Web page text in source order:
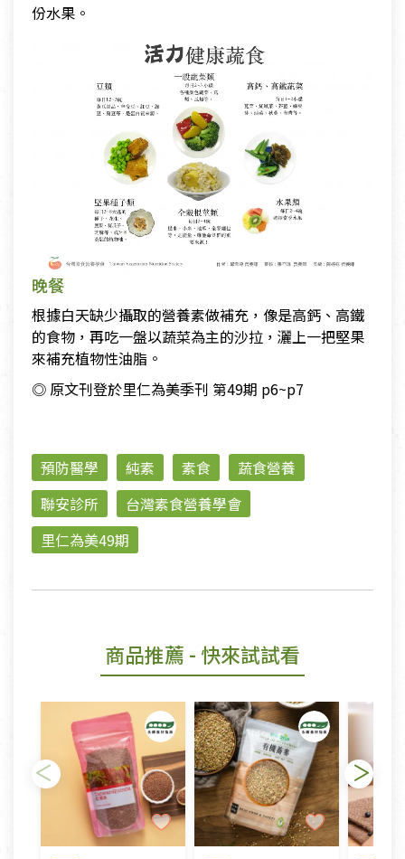
份水果。
晚餐
根據白天缺少攝取的營養素做補充，像是高鈣、高鐵
的食物，再吃一盤以蔬菜為主的沙拉，灑上一把堅果
來補充植物性油脂。
◎ 原文刊登於里仁為美季刊 第49期 p6~p7
預防醫學 純素 素食
蔬食營養
聯安診所
台灣素食營養學會
里仁為美49期
商品推薦 - 快來試試看